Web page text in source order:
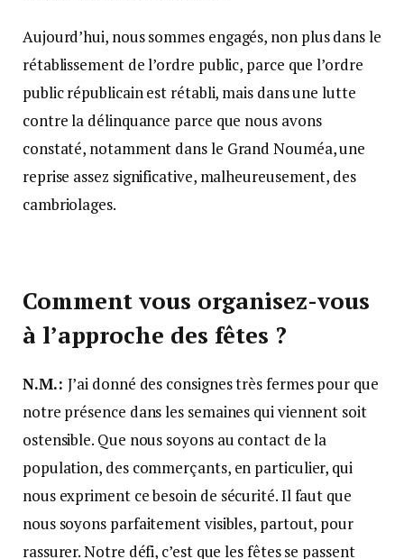
Aujourd’hui, nous sommes engagés, non plus dans le
rétablissement de l’ordre public, parce que l’ordre
public républicain est rétabli, mais dans une lutte
contre la délinquance parce que nous avons
constaté, notamment dans le Grand Nouméa, une
reprise assez significative, malheureusement, des
cambriolages.
Comment vous organisez-vous
à l’approche des fêtes ?
N.M.: J’ai donné des consignes très fermes pour que
notre présence dans les semaines qui viennent soit
ostensible. Que nous soyons au contact de la
population, des commerçants, en particulier, qui
nous expriment ce besoin de sécurité. Il faut que
nous soyons parfaitement visibles, partout, pour
rassurer. Notre défi, c’est que les fêtes se passent